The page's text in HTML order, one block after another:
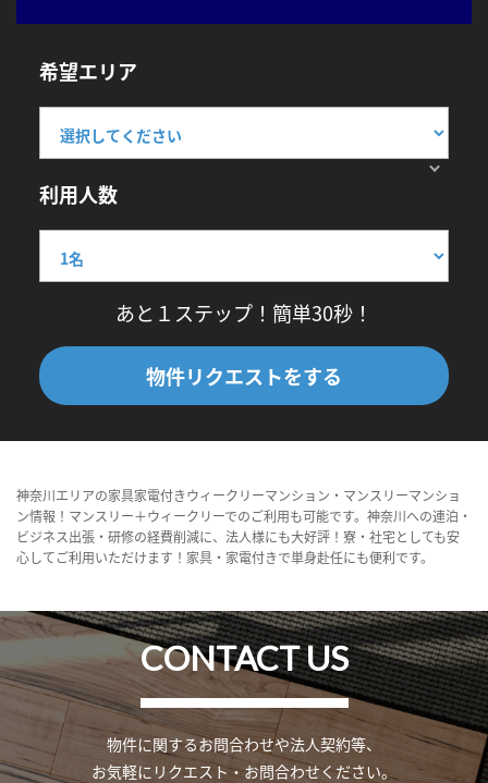
希望エリア
利用人数
あと１ステップ！簡単30秒！
物件リクエストをする
神奈川エリアの家具家電付きウィークリーマンション・マンスリーマンショ
ン情報！マンスリー＋ウィークリーでのご利用も可能です。神奈川への連泊・
ビジネス出張・研修の経費削減に、法人様にも大好評！寮・社宅としても安
心してご利用いただけます！家具・家電付きで単身赴任にも便利です。
CONTACT US
物件に関するお問合わせや法人契約等、
お気軽にリクエスト・お問合わせください。